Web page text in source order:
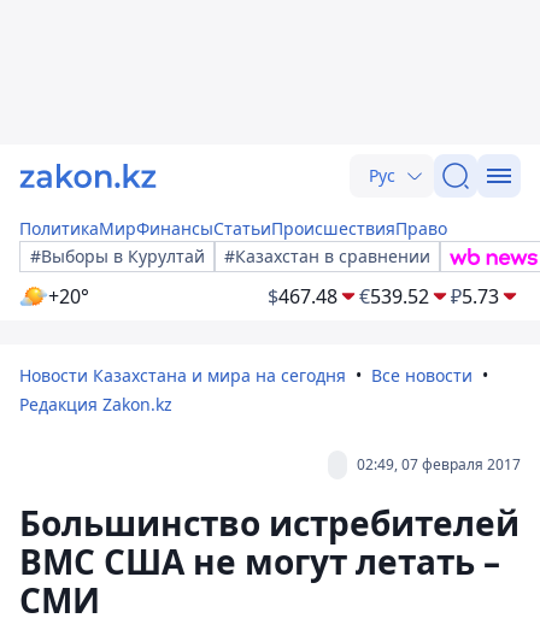
Рус
ПолитикаМирФинансыСтатьиПроисшествияПраво
#Выборы в Курултай
#Казахстан в сравнении
+20° $467.48 €539.52 ₽5.73
Новости Казахстана и мира на сегодня
Все новости
Редакция Zakon.kz
02:49, 07 февраля 2017
Большинство истребителей
ВМС США не могут летать –
СМИ